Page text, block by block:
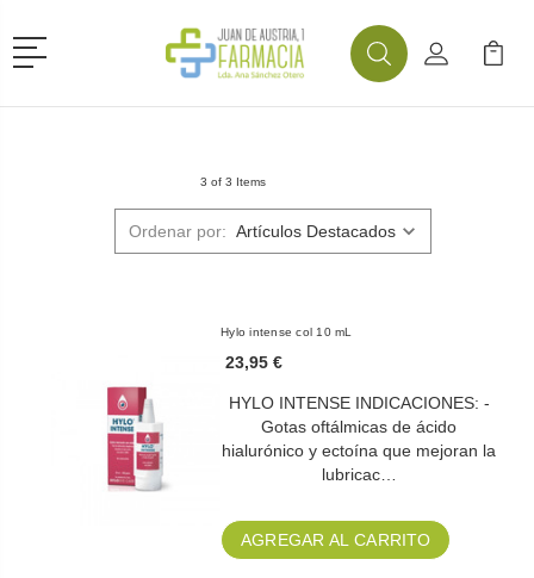
Menú
BuscarMi Cuenta
Mi
3 of 3 Items
Ordenar por:
Hylo intense col 10 mL
23,95 €
HYLO INTENSE INDICACIONES: -
Gotas oftálmicas de ácido
hialurónico y ectoína que mejoran la
lubricac…
AGREGAR AL CARRITO